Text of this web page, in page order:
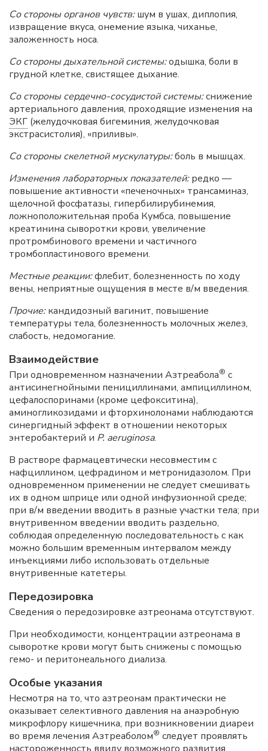
Со стороны органов чувств:шум в ушах, диплопия,
извращение вкуса, онемение языка, чиханье,
заложенность носа.
Со стороны дыхательной системы:одышка, боли в
грудной клетке, свистящее дыхание.
Со стороны сердечно-сосудистой системы:снижение
артериального давления, проходящие изменения на
ЭКГ (желудочковая бигеминия, желудочковая
экстрасистолия), «приливы».
Со стороны скелетной мускулатуры:боль в мышцах.
Изменения лабораторных показателей:редко —
повышение активности «печеночных» трансаминаз,
щелочной фосфатазы, гипербилирубинемия,
ложноположительная проба Кумбса, повышение
креатинина сыворотки крови, увеличение
протромбинового времени и частичного
тромбопластинового времени.
Местные реакции:флебит, болезненность по ходу
вены, неприятные ощущения в месте в/м введения.
Прочие:кандидозный вагинит, повышение
температуры тела, болезненность молочных желез,
слабость, недомогание.
Взаимодействие
При одновременном назначении Азтреабола® с
антисинегнойными пенициллинами, ампициллином,
цефалоспоринами (кроме цефокситина),
аминогликозидами и фторхинолонами наблюдаются
синергидный эффект в отношении некоторых
энтеробактерий и P. aeruginosa.
В растворе фармацевтически несовместим с
нафциллином, цефрадином и метронидазолом. При
одновременном применении не следует смешивать
их в одном шприце или одной инфузионной среде;
при в/м введении вводить в разные участки тела; при
внутривенном введении вводить раздельно,
соблюдая определенную последовательность с как
можно большим временным интервалом между
инъекциями либо использовать отдельные
внутривенные катетеры.
Передозировка
Сведения о передозировке азтреонама отсутствуют.
При необходимости, концентрации азтреонама в
сыворотке крови могут быть снижены с помощью
гемо- и перитонеального диализа.
Особые указания
Несмотря на то, что азтреонам практически не
оказывает селективного давления на анаэробную
микрофлору кишечника, при возникновении диареи
во время лечения Азтреаболом® следует проявлять